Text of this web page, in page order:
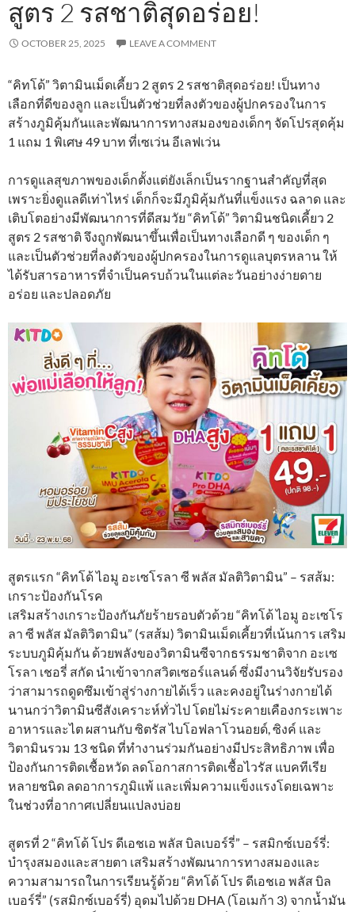
สูตร 2 รสชาติสุดอร่อย!
OCTOBER 25, 2025 LEAVE A COMMENT
“คิทโด้” วิตามินเม็ดเคี้ยว 2 สูตร 2 รสชาติสุดอร่อย! เป็นทาง
เลือกที่ดีของลูก และเป็นตัวช่วยที่ลงตัวของผู้ปกครองในการ
สร้างภูมิคุ้มกันและพัฒนาการทางสมองของเด็กๆ จัดโปรสุดคุ้ม
1 แถม 1 พิเศษ 49 บาท ที่เซเว่น อีเลฟเว่น
การดูแลสุขภาพของเด็กตั้งแต่ยังเล็กเป็นรากฐานสำคัญที่สุด
เพราะยิ่งดูแลดีเท่าไหร่ เด็กก็จะมีภูมิคุ้มกันที่แข็งแรง ฉลาด และ
เติบโตอย่างมีพัฒนาการที่ดีสมวัย “คิทโด้” วิตามินชนิดเคี้ยว 2
สูตร 2 รสชาติ จึงถูกพัฒนาขึ้นเพื่อเป็นทางเลือกดี ๆ ของเด็ก ๆ
และเป็นตัวช่วยที่ลงตัวของผู้ปกครองในการดูแลบุตรหลาน ให้
ได้รับสารอาหารที่จำเป็นครบถ้วนในแต่ละวันอย่างง่ายดาย
อร่อย และปลอดภัย
สูตรแรก “คิทโด้ ไอมู อะเซโรลา ซี พลัส มัลติวิตามิน” – รสส้ม:
เกราะป้องกันโรค
เสริมสร้างเกราะป้องกันภัยร้ายรอบตัวด้วย “คิทโด้ ไอมู อะเซโร
ลา ซี พลัส มัลติวิตามิน” (รสส้ม) วิตามินเม็ดเคี้ยวที่เน้นการ เสริม
ระบบภูมิคุ้มกัน ด้วยพลังของวิตามินซีจากธรรมชาติจาก อะเซ
โรลา เชอรี่ สกัด นำเข้าจากสวิตเซอร์แลนด์ ซึ่งมีงานวิจัยรับรอง
ว่าสามารถดูดซึมเข้าสู่ร่างกายได้เร็ว และคงอยู่ในร่างกายได้
นานกว่าวิตามินซีสังเคราะห์ทั่วไป โดยไม่ระคายเคืองกระเพาะ
อาหารและไต ผสานกับ ซิตรัส ไบโอฟลาโวนอยด์, ซิงค์ และ
วิตามินรวม 13 ชนิด ที่ทำงานร่วมกันอย่างมีประสิทธิภาพ เพื่อ
ป้องกันการติดเชื้อหวัด ลดโอกาสการติดเชื้อไวรัส แบคทีเรีย
หลายชนิด ลดอาการภูมิแพ้ และเพิ่มความแข็งแรงโดยเฉพาะ
ในช่วงที่อากาศเปลี่ยนแปลงบ่อย
สูตรที่ 2 “คิทโด้ โปร ดีเอชเอ พลัส บิลเบอร์รี่” – รสมิกซ์เบอร์รี่:
บำรุงสมองและสายตา เสริมสร้างพัฒนาการทางสมองและ
ความสามารถในการเรียนรู้ด้วย “คิทโด้ โปร ดีเอชเอ พลัส บิล
เบอร์รี่” (รสมิกซ์เบอร์รี่) อุดมไปด้วย DHA (โอเมก้า 3) จากน้ำมัน